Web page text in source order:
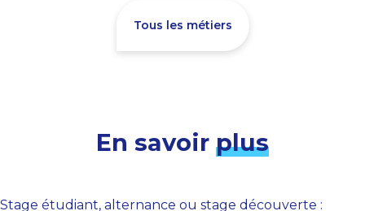
Tous les métiers
En savoir plus
Stage étudiant, alternance ou stage découverte :